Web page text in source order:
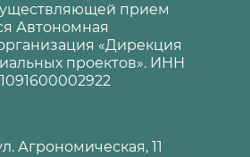
прием
Автономная
«Дирекция
проектов». ИНН
Агрономическая, 11